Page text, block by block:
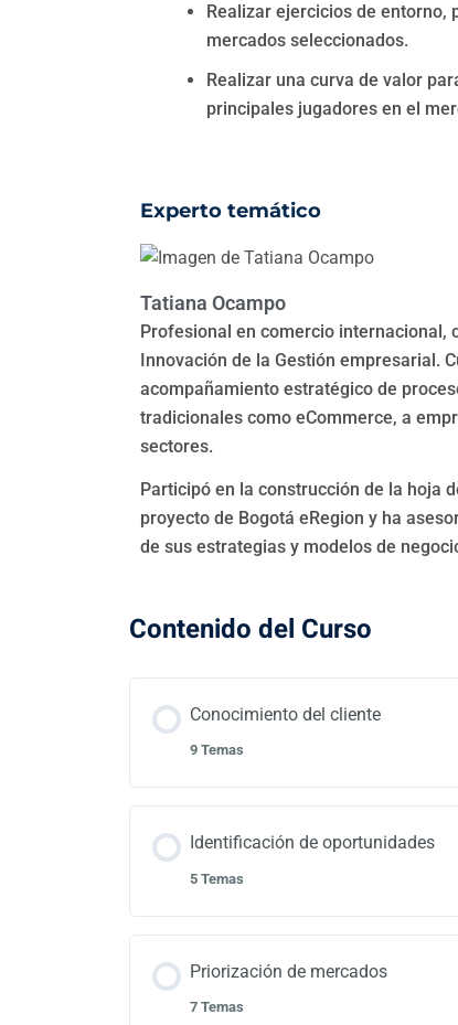
Realizar ejercicios de entorno,
mercados seleccionados.
Realizar una curva de valor
principales jugadores en el
Experto temático
Tatiana Ocampo
Profesional en comercio internacional,
Innovación de la Gestión empresarial.
acompañamiento estratégico de
tradicionales como eCommerce, a
sectores.
Participó en la construcción de la hoja
proyecto de Bogotá eRegion y ha
de sus estrategias y modelos de
Contenido del Curso
Conocimiento del cliente
9 Temas
Identificación de oportunidades
5 Temas
Priorización de mercados
7 Temas